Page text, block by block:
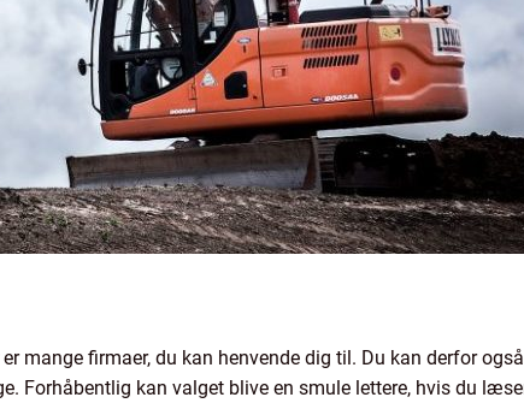
mange firmaer, du kan henvende dig til. Du kan derfor
Forhåbentlig kan valget blive en smule lettere, hvis du